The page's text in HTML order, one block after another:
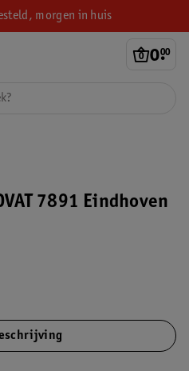
morgen in huis
0.
00
7891 Eindhoven